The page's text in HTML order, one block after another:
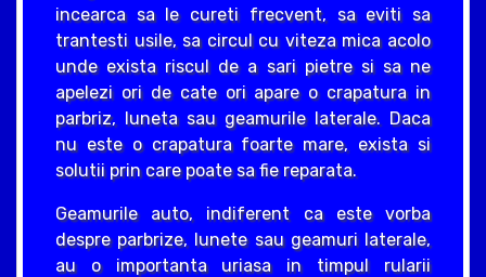
incearca sa le cureti frecvent, sa eviti sa
trantesti usile, sa circul cu viteza mica acolo
unde exista riscul de a sari pietre si sa ne
apelezi ori de cate ori apare o crapatura in
parbriz, luneta sau geamurile laterale. Daca
nu este o crapatura foarte mare, exista si
solutii prin care poate sa fie reparata.
Geamurile auto, indiferent ca este vorba
despre parbrize, lunete sau geamuri laterale,
au o importanta uriasa in timpul rularii